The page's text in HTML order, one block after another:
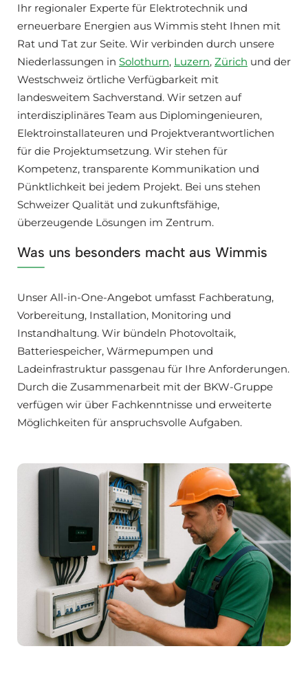
Ihr regionaler Experte für Elektrotechnik und
erneuerbare Energien aus Wimmis steht Ihnen mit
Rat und Tat zur Seite. Wir verbinden durch unsere
Niederlassungen in Solothurn, Luzern, Zürich und der
Westschweiz örtliche Verfügbarkeit mit
landesweitem Sachverstand. Wir setzen auf
interdisziplinäres Team aus Diplomingenieuren,
Elektroinstallateuren und Projektverantwortlichen
für die Projektumsetzung. Wir stehen für
Kompetenz, transparente Kommunikation und
Pünktlichkeit bei jedem Projekt. Bei uns stehen
Schweizer Qualität und zukunftsfähige,
überzeugende Lösungen im Zentrum.
Was uns besonders macht aus Wimmis
Unser All-in-One-Angebot umfasst Fachberatung,
Vorbereitung, Installation, Monitoring und
Instandhaltung. Wir bündeln Photovoltaik,
Batteriespeicher, Wärmepumpen und
Ladeinfrastruktur passgenau für Ihre Anforderungen.
Durch die Zusammenarbeit mit der BKW-Gruppe
verfügen wir über Fachkenntnisse und erweiterte
Möglichkeiten für anspruchsvolle Aufgaben.